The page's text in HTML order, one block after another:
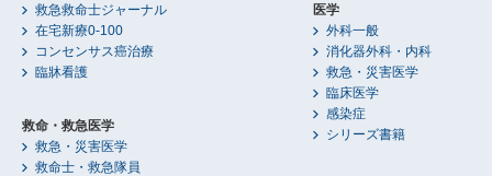
救急救命士ジャーナル
在宅新療0-100
コンセンサス癌治療
臨牀看護
救命・救急医学
救急・災害医学
救命士・救急隊員
医学
外科一般
消化器外科・内科
救急・災害医学
臨床医学
感染症
シリーズ書籍